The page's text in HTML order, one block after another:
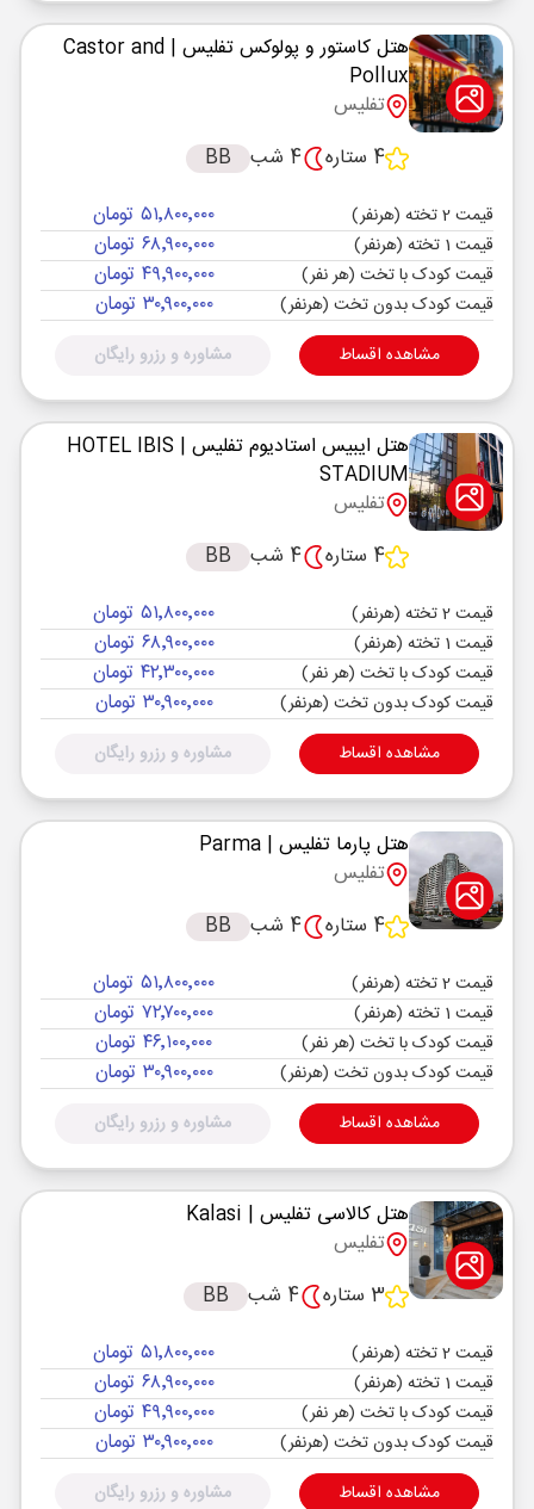
هتل کاستور و پولوکس تفلیس | Castor and
Pollux
تفلیس
4 ستاره
4 شب BB
قیمت 2 تخته (هرنفر) ۵۱٬۸۰۰٬۰۰۰ تومان
قیمت 1 تخته (هرنفر) ۶۸٬۹۰۰٬۰۰۰ تومان
قیمت کودک با تخت (هر نفر) ۴۹٬۹۰۰٬۰۰۰ تومان
قیمت کودک بدون تخت (هرنفر) ۳۰٬۹۰۰٬۰۰۰ تومان
مشاهده اقساط مشاوره و رزرو رایگان
هتل ایبیس استادیوم تفلیس | HOTEL IBIS
STADIUM
تفلیس
4 ستاره
4 شب BB
قیمت 2 تخته (هرنفر) ۵۱٬۸۰۰٬۰۰۰ تومان
قیمت 1 تخته (هرنفر) ۶۸٬۹۰۰٬۰۰۰ تومان
قیمت کودک با تخت (هر نفر) ۴۲٬۳۰۰٬۰۰۰ تومان
قیمت کودک بدون تخت (هرنفر) ۳۰٬۹۰۰٬۰۰۰ تومان
مشاهده اقساط مشاوره و رزرو رایگان
هتل پارما تفلیس | Parma
تفلیس
4 ستاره
4 شب BB
قیمت 2 تخته (هرنفر) ۵۱٬۸۰۰٬۰۰۰ تومان
قیمت 1 تخته (هرنفر) ۷۲٬۷۰۰٬۰۰۰ تومان
قیمت کودک با تخت (هر نفر) ۴۶٬۱۰۰٬۰۰۰ تومان
قیمت کودک بدون تخت (هرنفر) ۳۰٬۹۰۰٬۰۰۰ تومان
مشاهده اقساط مشاوره و رزرو رایگان
هتل کالاسی تفلیس | Kalasi
تفلیس
3 ستاره
4 شب BB
قیمت 2 تخته (هرنفر) ۵۱٬۸۰۰٬۰۰۰ تومان
قیمت 1 تخته (هرنفر) ۶۸٬۹۰۰٬۰۰۰ تومان
قیمت کودک با تخت (هر نفر) ۴۹٬۹۰۰٬۰۰۰ تومان
قیمت کودک بدون تخت (هرنفر) ۳۰٬۹۰۰٬۰۰۰ تومان
مشاهده اقساط مشاوره و رزرو رایگان